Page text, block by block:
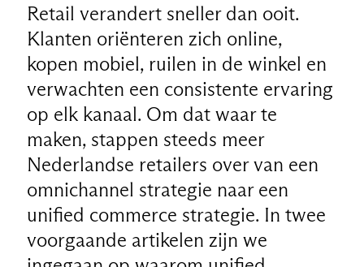
Retail verandert sneller dan ooit.
Klanten oriënteren zich online,
kopen mobiel, ruilen in de winkel en
verwachten een consistente ervaring
op elk kanaal. Om dat waar te
maken, stappen steeds meer
Nederlandse retailers over van een
omnichannel strategie naar een
unified commerce strategie. In twee
voorgaande artikelen zijn we